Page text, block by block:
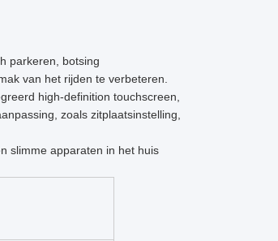
parkeren, botsing
van het rijden te verbeteren.
high-definition touchscreen,
zoals zitplaatsinstelling,
slimme apparaten in het huis